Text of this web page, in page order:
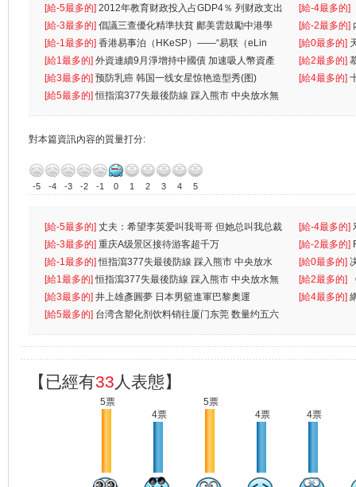
[給-5最多的] 2012年教育财政投入占GDP4％ 列财政支出
首位
[給-4最多的]
一
[給-3最多的] 倡議三查優化精準扶貧 鄺美雲鼓勵中港學
生
[給-2最多的]
人
[給-1最多的] 香港易事泊（HKeSP）——“易联（eLin
k）”项目
[給0最多的]
[給1最多的] 外資連續9月淨增持中國債 加速吸人幣資產 [給2最多的]
[給3最多的] 预防乳癌 韩国一线女星惊艳造型秀(图) [給4最多的]
[給5最多的]恒指瀉377失最後防線 踩入熊市 中央放水無
對本篇資訊內容的質量打分:
-5 -4 -3 -2 -1 0 1 2 3 4 5
[給-5最多的] 丈夫：希望李英爱叫我哥哥 但她总叫我总裁
先
[給-4最多的]
离
[給-3最多的] 重庆A级景区接待游客超千万 [給-2最多的]
[給-1最多的]恒指瀉377失最後防線 踩入熊市 中央放水
無
[給0最多的]
[給1最多的]恒指瀉377失最後防線 踩入熊市 中央放水無 [給2最多的]
[給3最多的] 井上雄彥圓夢 日本男籃進軍巴黎奧運 [給4最多的]
[給5最多的] 台湾含塑化剂饮料销往厦门东莞 数量约五六
【已經有33 人表態】
5票
4票
5票
4票 4票